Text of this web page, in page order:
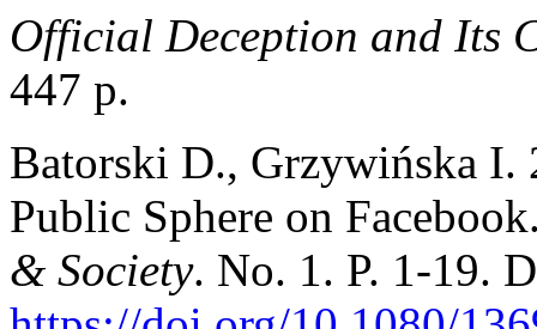
Official Deception and Its
447 p.
Batorski D., Grzywińska I.
Public Sphere on
& Society. No. 1. P. 1-19.